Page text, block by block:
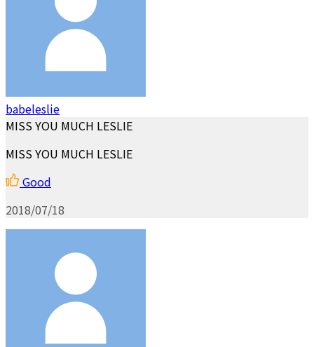
babeleslie
MISS YOU MUCH LESLIE
MISS YOU MUCH LESLIE
Good
2018/07/18